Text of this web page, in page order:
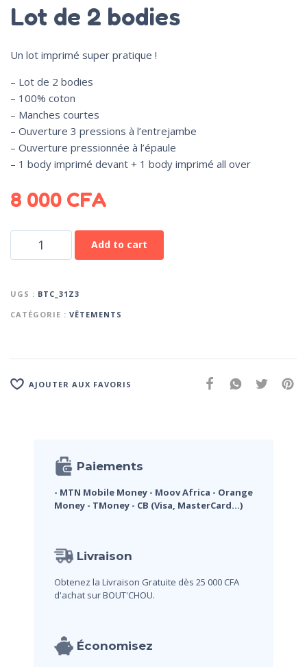
Lot de 2 bodies
Un lot imprimé super pratique !
– Lot de 2 bodies
– 100% coton
– Manches courtes
– Ouverture 3 pressions à l’entrejambe
– Ouverture pressionnée à l’épaule
– 1 body imprimé devant + 1 body imprimé all over
8 000 CFA
Add to cart
UGS : BTC_31Z3
CATÉGORIE : VÊTEMENTS
AJOUTER AUX FAVORIS
Paiements
- MTN Mobile Money - Moov Africa - Orange
Money - TMoney - CB (Visa, MasterCard...)
Livraison
Obtenez la Livraison Gratuite dès 25 000 CFA
d'achat sur BOUT'CHOU.
Économisez